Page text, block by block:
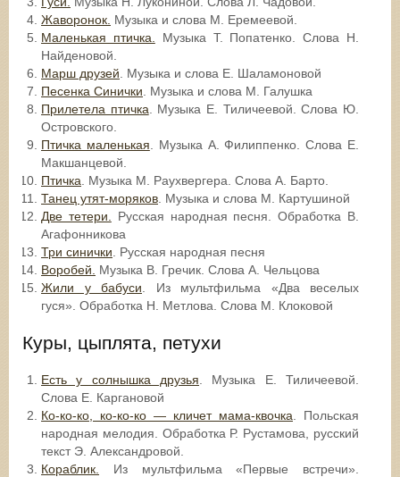
Жаворонок. Музыка и слова М. Еремеевой.
Маленькая птичка.
Музыка Т. Попатенко. Слова Н.
Найденовой.
Марш друзей . Музыка и слова Е. Шаламоновой
Песенка Синички . Музыка и слова М. Галушка
Прилетела птичка . Музыка Е. Тиличеевой. Слова Ю.
Островского.
Птичка маленькая . Музыка А. Филиппенко. Слова Е.
Макшанцевой.
Птичка . Музыка М. Раухвергера. Слова А. Барто.
Танец утят-моряков . Музыка и слова М. Картушиной
Две тетери.
Русская народная песня. Обработка В.
Агафонникова
Три синички . Русская народная песня
Воробей.
Музыка В. Гречик. Слова А. Чельцова
Жили у бабуси . Из мультфильма «Два веселых
гуся». Обработка Н. Метлова. Слова М. Клоковой
Куры, цыплята, петухи
Есть у солнышка друзья . Музыка Е. Тиличеевой.
Слова Е. Каргановой
Ко-ко-ко, ко-ко-ко — кличет мама-квочка . Польская
народная мелодия. Обработка Р. Рустамова, русский
текст Э. Александровой.
Кораблик.
Из мультфильма «Первые встречи».